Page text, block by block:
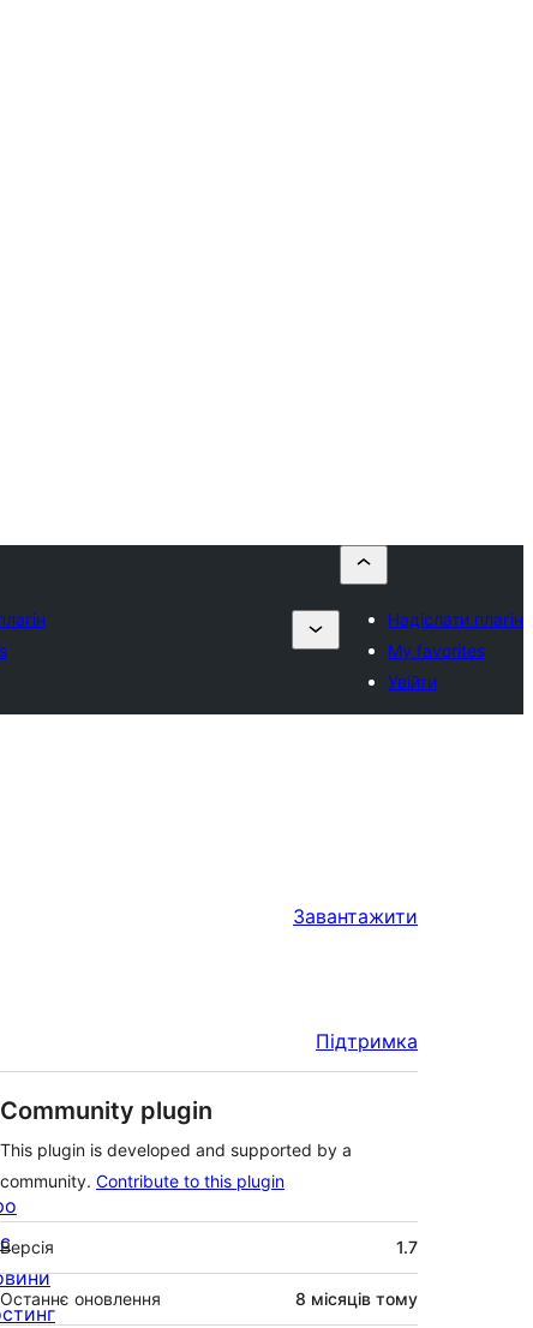
Надіслати плагін
My favorites
Увійти
Завантажити
Підтримка
Community plugin
This plugin is developed and supported by a
community. Contribute to this plugin
Мета
Версія 1.7
Останнє оновлення 8 місяців тому